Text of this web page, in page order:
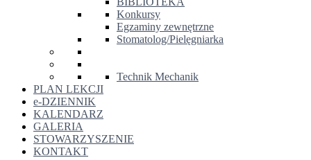
Konkursy
Egzaminy zewnętrzne
Stomatolog/Pielęgniarka
Technik Mechanik
PLAN LEKCJI
e-DZIENNIK
KALENDARZ
GALERIA
STOWARZYSZENIE
KONTAKT